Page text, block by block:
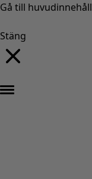
Gå till huvudinnehåll
Stäng